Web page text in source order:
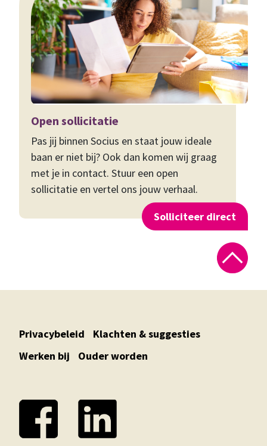
Open sollicitatie
Pas jij binnen Socius en staat jouw ideale
baan er niet bij? Ook dan komen wij graag
met je in contact. Stuur een open
sollicitatie en vertel ons jouw verhaal.
Solliciteer direct
Privacybeleid
Klachten & suggesties
Werken bij
Ouder worden